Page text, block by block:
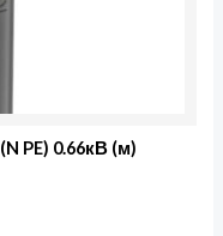
PE) 0.66кВ (м)